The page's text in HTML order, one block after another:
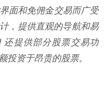
面和免佣金交易而广受
，提供直观的导航和易
还提供部分股票交易功
投资于昂贵的股票。